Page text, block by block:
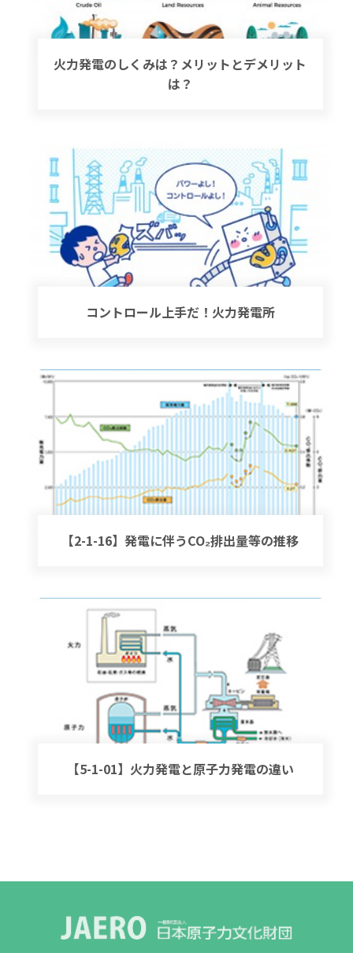
火力発電のしくみは？メリットとデメリット
は？
コントロール上手だ！火力発電所
【2-1-16】発電に伴うCO₂排出量等の推移
【5-1-01】火力発電と原子力発電の違い